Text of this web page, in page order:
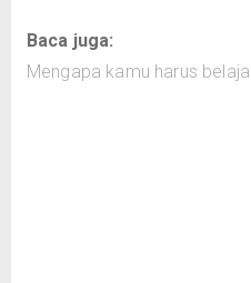
Baca juga:
Mengapa kamu harus